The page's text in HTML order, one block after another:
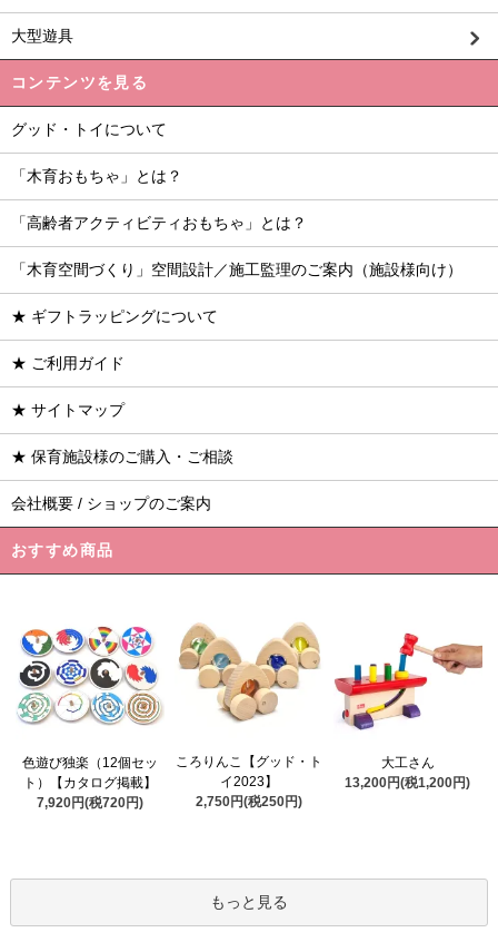
大型遊具
コンテンツを見る
グッド・トイについて
「木育おもちゃ」とは？
「高齢者アクティビティおもちゃ」とは？
「木育空間づくり」空間設計／施工監理のご案内（施設様向け）
★ ギフトラッピングについて
★ ご利用ガイド
★ サイトマップ
★ 保育施設様のご購入・ご相談
会社概要 / ショップのご案内
おすすめ商品
色遊び独楽（12個セッ
ト）【カタログ掲載】
7,920円(税720円)
ころりんこ【グッド・ト
イ2023】
2,750円(税250円)
大工さん
13,200円(税1,200円)
もっと見る